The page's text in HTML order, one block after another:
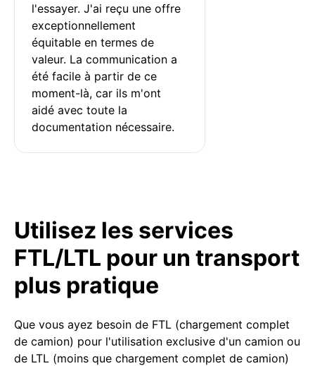
l'essayer. J'ai reçu une offre
exceptionnellement
équitable en termes de
valeur. La communication a
été facile à partir de ce
moment-là, car ils m'ont
aidé avec toute la
documentation nécessaire.
Utilisez les services
FTL/LTL pour un transport
plus pratique
Que vous ayez besoin de FTL (chargement complet
de camion) pour l'utilisation exclusive d'un camion ou
de LTL (moins que chargement complet de camion)